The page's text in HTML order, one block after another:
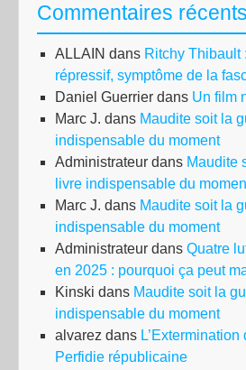
Commentaires récents
ALLAIN dans Ritchy Thibault
répressif, symptôme de la
Daniel Guerrier dans Un film
Marc J. dans Maudite soit la
indispensable du moment
Administrateur dans Maudite
livre indispensable du
Marc J. dans Maudite soit la
indispensable du moment
Administrateur dans Quatre
en 2025 : pourquoi ça peut
Kinski dans Maudite soit la
indispensable du moment
alvarez dans
Perfidie républicaine